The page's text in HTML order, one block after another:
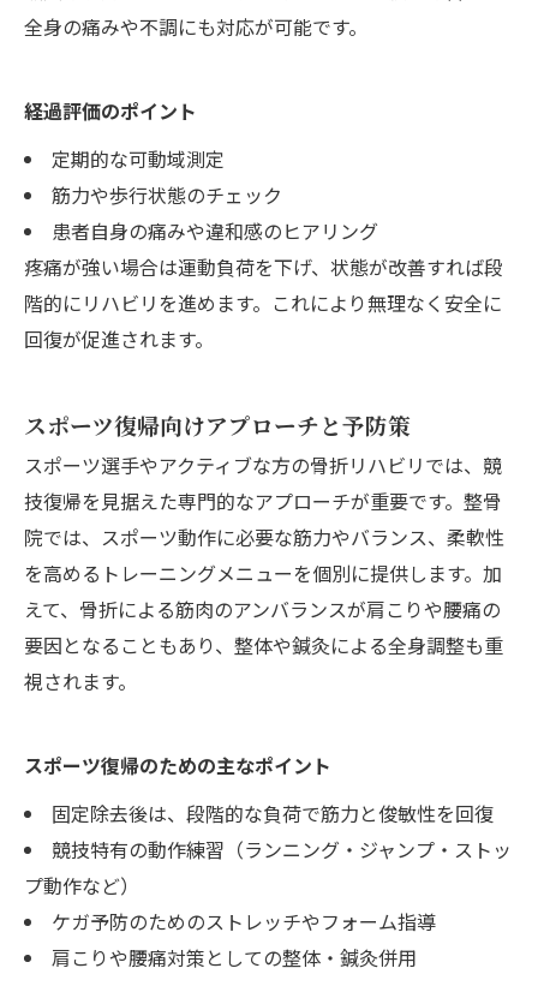
全身の痛みや不調にも対応が可能です。
経過評価のポイント
定期的な可動域測定
筋力や歩行状態のチェック
患者自身の痛みや違和感のヒアリング
疼痛が強い場合は運動負荷を下げ、状態が改善すれば段
階的にリハビリを進めます。これにより無理なく安全に
回復が促進されます。
スポーツ復帰向けアプローチと予防策
スポーツ選手やアクティブな方の骨折リハビリでは、競
技復帰を見据えた専門的なアプローチが重要です。整骨
院では、スポーツ動作に必要な筋力やバランス、柔軟性
を高めるトレーニングメニューを個別に提供します。加
えて、骨折による筋肉のアンバランスが肩こりや腰痛の
要因となることもあり、整体や鍼灸による全身調整も重
視されます。
スポーツ復帰のための主なポイント
固定除去後は、段階的な負荷で筋力と俊敏性を回復
競技特有の動作練習（ランニング・ジャンプ・ストッ
プ動作など）
ケガ予防のためのストレッチやフォーム指導
肩こりや腰痛対策としての整体・鍼灸併用